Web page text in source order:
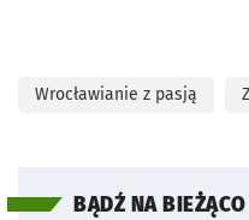
Wrocławianie z pasją
BĄDŹ NA